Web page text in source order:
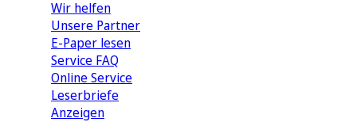
Wir helfen
Unsere Partner
E-Paper lesen
Service FAQ
Online Service
Leserbriefe
Anzeigen